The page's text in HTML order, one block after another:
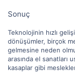
Sonuç
Teknolojinin hızlı
dönüşümler, birçok
gelmesine neden
arasında el sanatları
kasaplar gibi